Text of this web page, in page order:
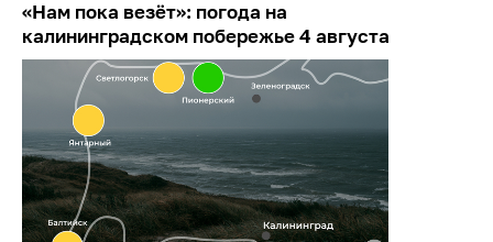
«Нам пока везёт»: погода на
калининградском побережье 4 августа